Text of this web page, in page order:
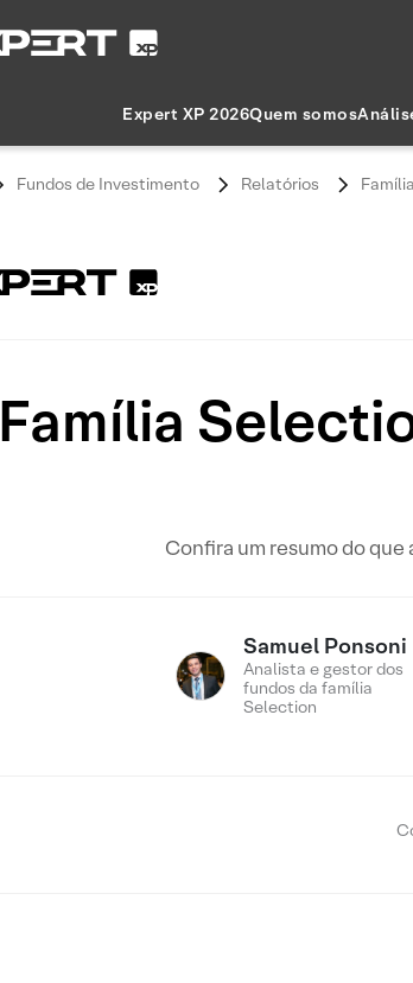
Expert XP 2026Quem somos
Fundos de Investimento Relatórios
Família
Confira um resumo do
Samuel Ponsoni
Analista e gestor dos
fundos da família
Selection